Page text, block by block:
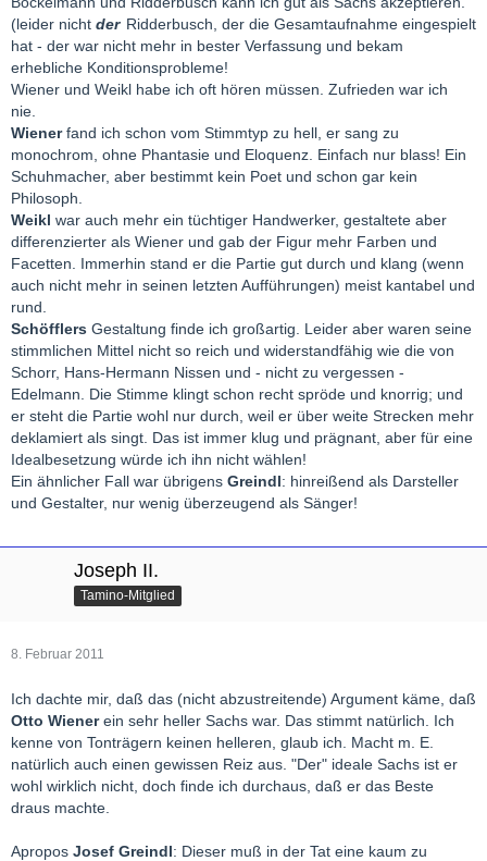
(leider nicht der Ridderbusch, der die Gesamtaufnahme eingespielt
hat - der war nicht mehr in bester Verfassung und bekam
erhebliche Konditionsprobleme!
Wiener und Weikl habe ich oft hören müssen. Zufrieden war ich
nie.
Wienerfand ich schon vom Stimmtyp zu hell, er sang zu
monochrom, ohne Phantasie und Eloquenz. Einfach nur blass! Ein
Schuhmacher, aber bestimmt kein Poet und schon gar kein
Philosoph.
Weikl war auch mehr ein tüchtiger Handwerker, gestaltete aber
differenzierter als Wiener und gab der Figur mehr Farben und
Facetten. Immerhin stand er die Partie gut durch und klang (wenn
auch nicht mehr in seinen letzten Aufführungen) meist kantabel und
rund.
Schöfflers Gestaltung finde ich großartig. Leider aber waren seine
stimmlichen Mittel nicht so reich und widerstandfähig wie die von
Schorr, Hans-Hermann Nissen und - nicht zu vergessen -
Edelmann. Die Stimme klingt schon recht spröde und knorrig; und
er steht die Partie wohl nur durch, weil er über weite Strecken mehr
deklamiert als singt. Das ist immer klug und prägnant, aber für eine
Idealbesetzung würde ich ihn nicht wählen!
Ein ähnlicher Fall war übrigens Greindl: hinreißend als Darsteller
und Gestalter, nur wenig überzeugend als Sänger!
Joseph II.
Tamino-Mitglied
8. Februar 2011
Ich dachte mir, daß das (nicht abzustreitende) Argument käme, daß
Otto Wienerein sehr heller Sachs war. Das stimmt natürlich. Ich
kenne von Tonträgern keinen helleren, glaub ich. Macht m. E.
natürlich auch einen gewissen Reiz aus. "Der" ideale Sachs ist er
wohl wirklich nicht, doch finde ich durchaus, daß er das Beste
draus machte.
Apropos Josef Greindl: Dieser muß in der Tat eine kaum zu